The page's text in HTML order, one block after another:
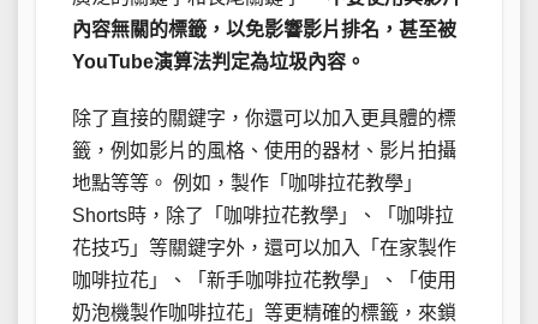
內容無關的標籤，以免影響影片排名，甚至被
YouTube演算法判定為垃圾內容。
除了直接的關鍵字，你還可以加入更具體的標
籤，例如影片的風格、使用的器材、影片拍攝
地點等等。 例如，製作「咖啡拉花教學」
Shorts時，除了「咖啡拉花教學」、「咖啡拉
花技巧」等關鍵字外，還可以加入「在家製作
咖啡拉花」、「新手咖啡拉花教學」、「使用
奶泡機製作咖啡拉花」等更精確的標籤，來鎖